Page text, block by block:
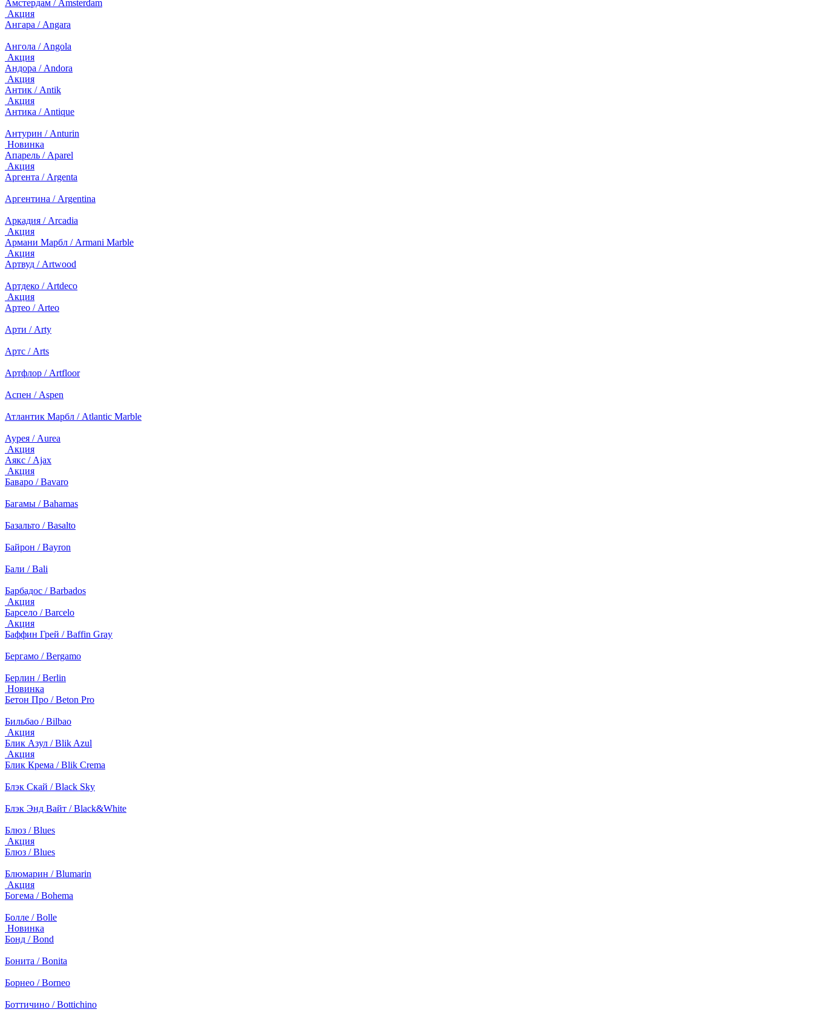
Амстердам / Amsterdam
Акция
Ангара / Angara
Ангола / Angola
Акция
Андора / Andora
Акция
Антик / Antik
Акция
Антика / Antique
Антурин / Anturin
Новинка
Апарель / Aparel
Акция
Аргента / Argenta
Аргентина / Argentina
Аркадия / Arcadia
Акция
Армани Марбл / Armani Marble
Акция
Артвуд / Artwood
Артдеко / Artdeco
Акция
Артео / Arteo
Арти / Arty
Артс / Arts
Артфлор / Artfloor
Аспен / Aspen
Атлантик Марбл / Atlantic Marble
Аурея / Aurea
Акция
Аякс / Ajax
Акция
Баваро / Bavaro
Багамы / Bahamas
Базальто / Basalto
Байрон / Bayron
Бали / Bali
Барбадос / Barbados
Акция
Барсело / Barcelo
Акция
Баффин Грей / Baffin Gray
Бергамо / Bergamo
Берлин / Berlin
Новинка
Бетон Про / Beton Pro
Бильбао / Bilbao
Акция
Блик Азул / Blik Azul
Акция
Блик Крема / Blik Crema
Блэк Скай / Black Sky
Блэк Энд Вайт / Black&White
Блюз / Blues
Акция
Блюз / Blues
Блюмарин / Blumarin
Акция
Богема / Bohema
Болле / Bolle
Новинка
Бонд / Bond
Бонита / Bonita
Борнео / Borneo
Боттичино / Bottichino